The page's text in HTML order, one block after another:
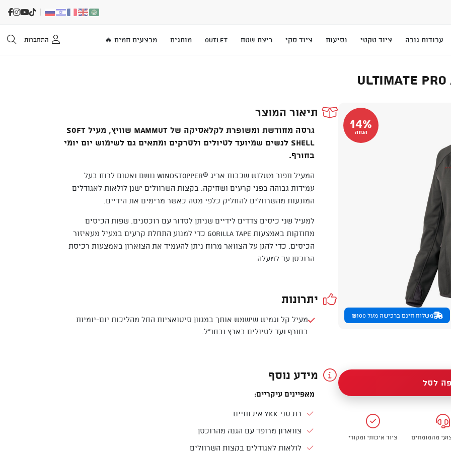
עבודות גובה ציוד טקטי נסיעות ציוד סקי ריצת שטח OUTLET מותגים מבצעים חמים 🔥 התחברות
ULTIMATE
14%
הנחה
משלוח חינם ברכישה מעל ₪100
לסל
מהמומחים ציוד איכותי ומקורי
תיאור המוצר
גרסה מחודשת ומשופרת לקלאסיקה של Mammut שוויץ, מעיל Soft
Shell לנשים שמיועד לטיולים ולטרקים ומתאים גם לשימוש יום יומי
בחורף.
המעיל תפור משלוש שכבות אריג ®Windstopper נושם ואטום לרוח בעל
עמידות גבוהה בפני קרעים ושחיקה. בקצות השרוולים ישנן לולאות לאגודלים
המונעות מהשרוולים להחליק כלפי מטה כאשר מרימים את הידיים.
למעיל שני כיסים צדדים לידיים שניתן לסדור עם רוכסנים. שפות הכיסים
מחוזקות באמצעות Gorilla tape כדי למנוע התחלת קרעים במעיל מעאיזור
הכיסים. כדי להגן על הצוואר מרוח ניתן להעמיד את הצוארון באמצעות רכיסת
הרוכסן עד למעלה.
יתרונות
מעיל קל וגמיש שישמש אותך במגוון סיטואציות החל מהליכות יום-יומיות
בחורף ועד לטיולים בארץ ובחו"ל.
מידע נוסף
מאפיינים עיקריים:
רוכסני YKK איכותיים
צווארון מרופד עם הגנה מהרוכסן
לולאות לאגודלים בקצות השרוולים